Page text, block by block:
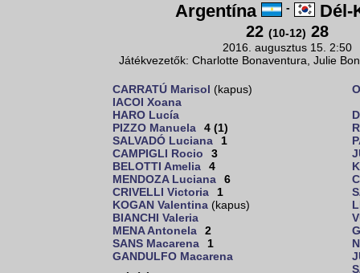
Argentína - Dél-
22 (10-12) 28
2016. augusztus 15. 2:50
Játékvezetők: Charlotte Bonaventura, Julie
CARRATÚ Marisol (kapus)
IACOI Xoana
HARO Lucía
PIZZO Manuela
4 (1)
SALVADÓ Luciana
1
CAMPIGLI Rocio
3
BELOTTI Amelia
4
MENDOZA Luciana
6
CRIVELLI Victoria
1
KOGAN Valentina (kapus)
BIANCHI Valeria
MENA Antonela
2
SANS Macarena
1
GANDULFO Macarena